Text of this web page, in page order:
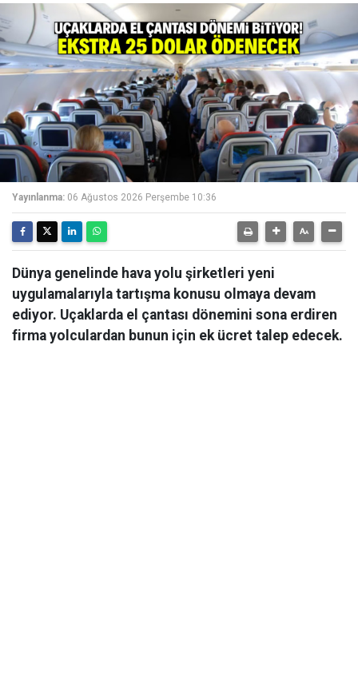
Yayınlanma: 06 Ağustos 2026 Perşembe 10:36
Dünya genelinde hava yolu şirketleri yeni
uygulamalarıyla tartışma konusu olmaya devam
ediyor. Uçaklarda el çantası dönemini sona erdiren
firma yolculardan bunun için ek ücret talep edecek.